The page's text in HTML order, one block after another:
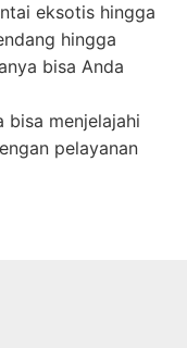
eksotis hingga
hingga
bisa Anda
bisa menjelajahi
pelayanan